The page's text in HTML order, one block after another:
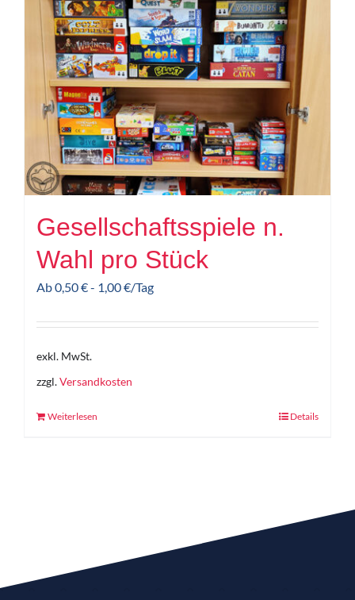
Gesellschaftsspiele n.
Wahl pro Stück
Ab0,50€- 1,00€/Tag
exkl. MwSt.
zzgl.Versandkosten
Weiterlesen Details